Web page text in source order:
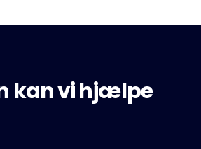
kan vi hjælpe